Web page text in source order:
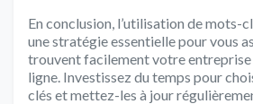
En conclusion, l’utilisation de mots-
une stratégie essentielle pour vous
trouvent facilement votre entreprise
ligne. Investissez du temps pour
clés et mettez-les à jour